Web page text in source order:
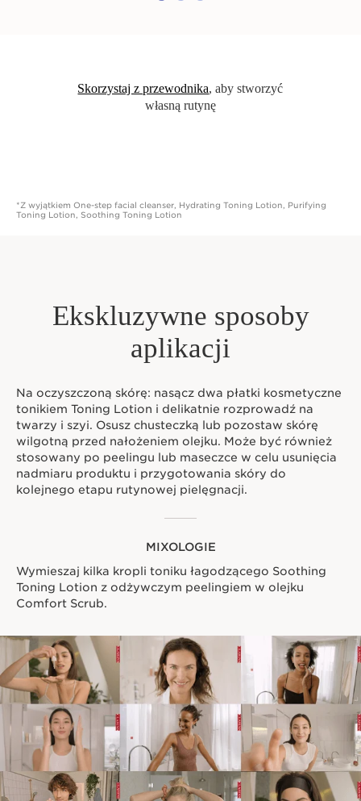
Skorzystaj z przewodnika, aby stworzyć
własną rutynę
*Z wyjątkiem One-step facial cleanser, Hydrating Toning Lotion, Purifying
Toning Lotion, Soothing Toning Lotion
Ekskluzywne sposoby
aplikacji
Na oczyszczoną skórę: nasącz dwa płatki kosmetyczne
tonikiem Toning Lotion i delikatnie rozprowadź na
twarzy i szyi. Osusz chusteczką lub pozostaw skórę
wilgotną przed nałożeniem olejku. Może być również
stosowany po peelingu lub maseczce w celu usunięcia
nadmiaru produktu i przygotowania skóry do
kolejnego etapu rutynowej pielęgnacji.
MIXOLOGIE
Wymieszaj kilka kropli toniku łagodzącego Soothing
Toning Lotion z odżywczym peelingiem w olejku
Comfort Scrub.